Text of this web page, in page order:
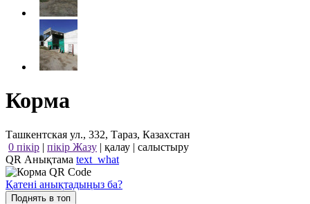
Корма
Ташкентская ул., 332, Тараз, Казахстан
0 пікір | пікір Жазу | қалау | салыстыру
QR Анықтама text_what
Қатені анықтадыңыз ба?
Поднять в топ